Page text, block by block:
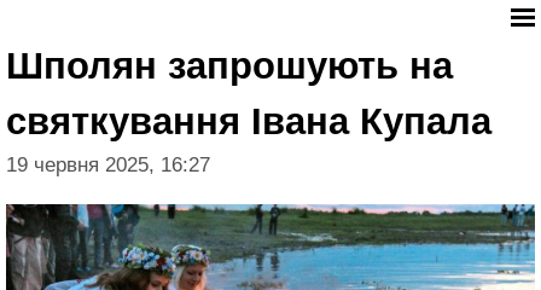
Шполян запрошують на
святкування Івана Купала
19 червня 2025, 16:27